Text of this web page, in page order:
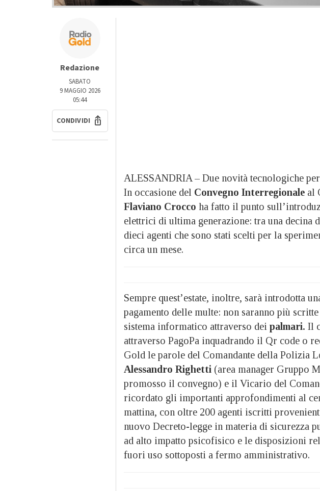
Redazione
SABATO
9 MAGGIO 2026
05:44
CONDIVIDI
ALESSANDRIA – Due novità tecnologiche
In occasione del Convegno Interregionaleal
Flaviano Crocco ha fatto il punto
elettrici di ultima generazione: tra una decina
dieci agenti che sono stati scelti per la
circa un mese.
Sempre quest’estate, inoltre, sarà introdotta
pagamento delle multe: non saranno più
sistema informatico attraverso dei palmari. Il
attraverso PagoPa inquadrando il Qr code o
Gold le parole del Comandante della Polizia
Alessandro Righetti (area manager Gruppo
promosso il convegno) e il Vicario del
ricordato gli importanti approfondimenti al
mattina, con oltre 200 agenti iscritti
nuovo Decreto-legge in materia di sicurezza
ad alto impatto psicofisico e le disposizioni
fuori uso sottoposti a fermo amministrativo.